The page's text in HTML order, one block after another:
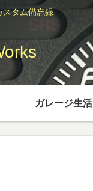
スタム備忘録
ガレージ生活